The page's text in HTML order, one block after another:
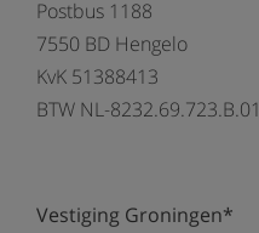
Postbus 1188
7550 BD Hengelo
KvK 51388413
BTW NL-8232.69.723.B.01
Vestiging Groningen*